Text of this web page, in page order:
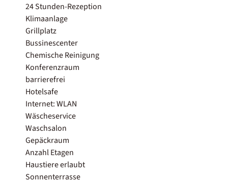
24 Stunden-Rezeption
Klimaanlage
Grillplatz
Bussinescenter
Chemische Reinigung
Konferenzraum
barrierefrei
Hotelsafe
Internet: WLAN
Wäscheservice
Waschsalon
Gepäckraum
Anzahl Etagen
Haustiere erlaubt
Sonnenterrasse